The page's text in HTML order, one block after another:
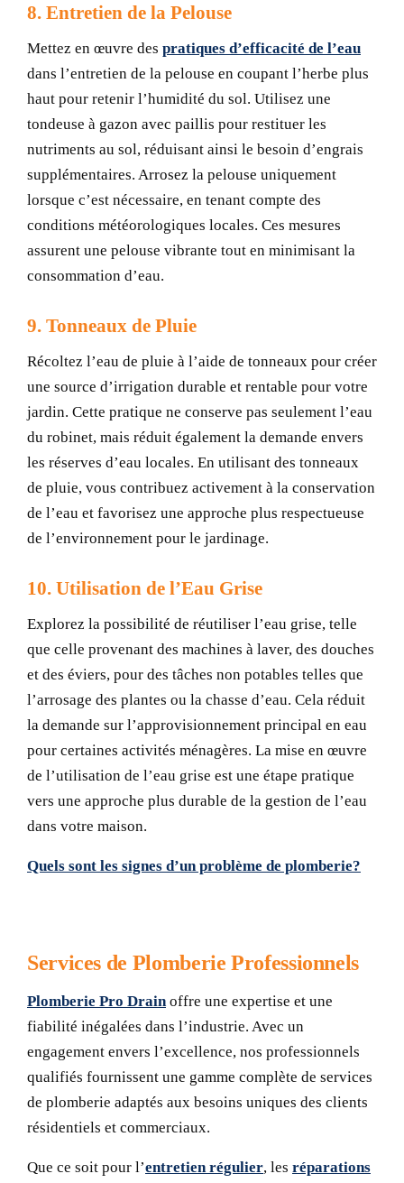
8. Entretien de la Pelouse
Mettez en œuvre des pratiques d’efficacité de l’eau
dans l’entretien de la pelouse en coupant l’herbe plus
haut pour retenir l’humidité du sol. Utilisez une
tondeuse à gazon avec paillis pour restituer les
nutriments au sol, réduisant ainsi le besoin d’engrais
supplémentaires. Arrosez la pelouse uniquement
lorsque c’est nécessaire, en tenant compte des
conditions météorologiques locales. Ces mesures
assurent une pelouse vibrante tout en minimisant la
consommation d’eau.
9. Tonneaux de Pluie
Récoltez l’eau de pluie à l’aide de tonneaux pour créer
une source d’irrigation durable et rentable pour votre
jardin. Cette pratique ne conserve pas seulement l’eau
du robinet, mais réduit également la demande envers
les réserves d’eau locales. En utilisant des tonneaux
de pluie, vous contribuez activement à la conservation
de l’eau et favorisez une approche plus respectueuse
de l’environnement pour le jardinage.
10. Utilisation de l’Eau Grise
Explorez la possibilité de réutiliser l’eau grise, telle
que celle provenant des machines à laver, des douches
et des éviers, pour des tâches non potables telles que
l’arrosage des plantes ou la chasse d’eau. Cela réduit
la demande sur l’approvisionnement principal en eau
pour certaines activités ménagères. La mise en œuvre
de l’utilisation de l’eau grise est une étape pratique
vers une approche plus durable de la gestion de l’eau
dans votre maison.
Quels sont les signes d’un problème de plomberie?
Services de Plomberie Professionnels
Plomberie Pro Drainoffre une expertise et une
fiabilité inégalées dans l’industrie. Avec un
engagement envers l’excellence, nos professionnels
qualifiés fournissent une gamme complète de services
de plomberie adaptés aux besoins uniques des clients
résidentiels et commerciaux.
Que ce soit pour l’entretien régulier, les réparations